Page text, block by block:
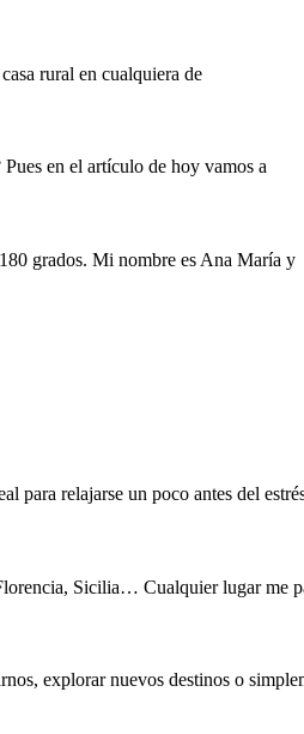
rural en cualquiera de
en el artículo de hoy vamos a
grados. Mi nombre es Ana María y
para relajarse un poco antes del
Sicilia… Cualquier lugar me
explorar nuevos destinos o